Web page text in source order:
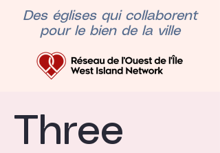
Des églises qui collaborent
pour le bien de la ville
Three